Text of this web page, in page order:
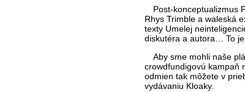
Post-konceptualizmus
Rhys Trimble a waleská
texty Umelej
diskutéra a autora… To
Aby sme mohli naše
crowdfundigovú kampaň
odmien tak môžete v
vydávaniu Kloaky.